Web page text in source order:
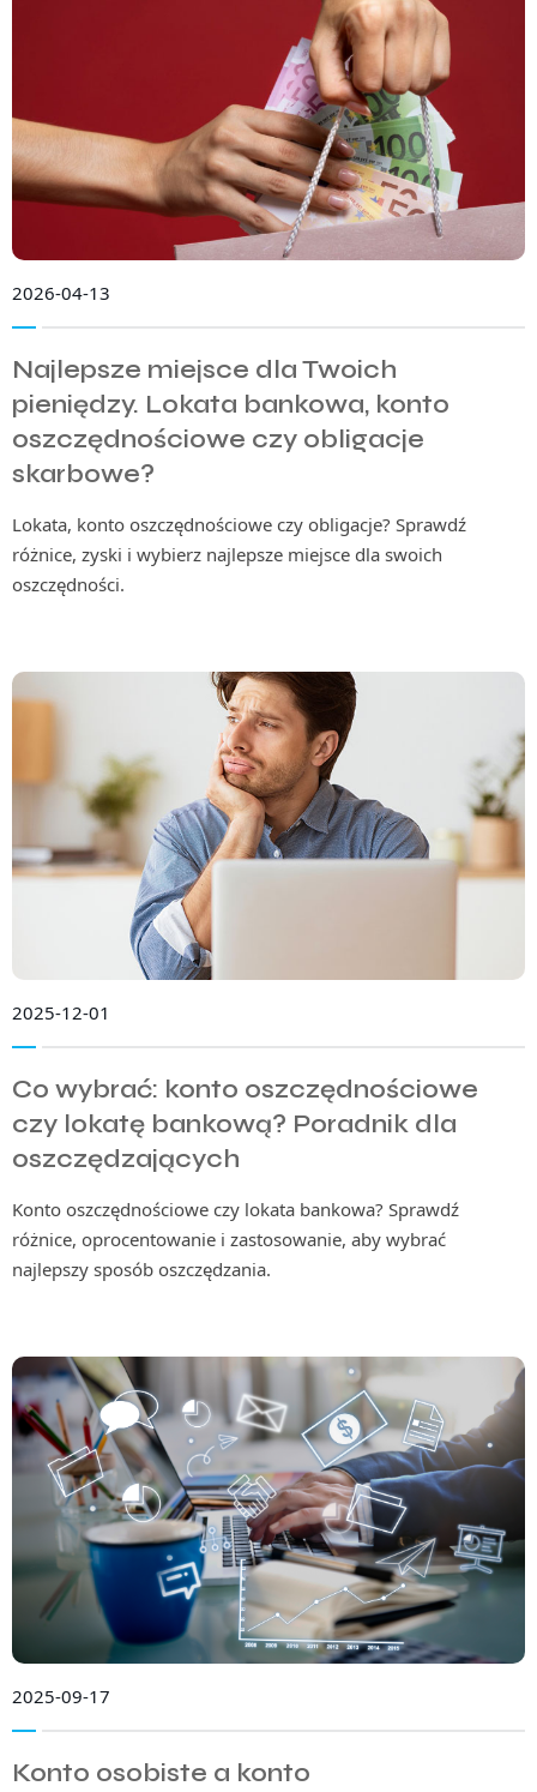
2026-04-13
Najlepsze miejsce dla Twoich
pieniędzy. Lokata bankowa, konto
oszczędnościowe czy obligacje
skarbowe?
Lokata, konto oszczędnościowe czy obligacje? Sprawdź
różnice, zyski i wybierz najlepsze miejsce dla swoich
oszczędności.
2025-12-01
Co wybrać: konto oszczędnościowe
czy lokatę bankową? Poradnik dla
oszczędzających
Konto oszczędnościowe czy lokata bankowa? Sprawdź
różnice, oprocentowanie i zastosowanie, aby wybrać
najlepszy sposób oszczędzania.
2025-09-17
Konto osobiste a konto